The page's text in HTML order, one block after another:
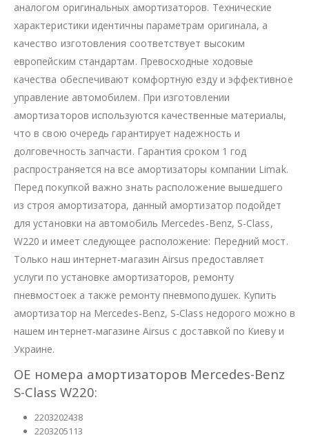
аналогом оригинальных амортизаторов. Технические
характеристики идентичны параметрам оригинала, а
качество изготовления соответствует высоким
европейским стандартам. Превосходные ходовые
качества обеспечивают комфортную езду и эффективное
управление автомобилем. При изготовлении
амортизаторов используются качественные материалы,
что в свою очередь гарантирует надежность и
долговечность запчасти. Гарантия сроком 1 год
распространяется на все амортизаторы компании Limak.
Перед покупкой важно знать расположение вышедшего
из строя амортизатора, данный амортизатор подойдет
для установки на автомобиль Mercedes-Benz, S-Class,
W220 и имеет следующее расположение: Передний мост.
Только наш интернет-магазин Airsus предоставляет
услуги по установке амортизаторов, ремонту
пневмостоек а также ремонту пневмоподушек. Купить
амортизатор на Mercedes-Benz, S-Class недорого можно в
нашем интернет-магазине Airsus с доставкой по Киеву и
Украине.
OE номера амортизаторов Mercedes-Benz
S-Class W220:
2203202438
2203205113